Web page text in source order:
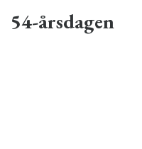
54-årsdagen